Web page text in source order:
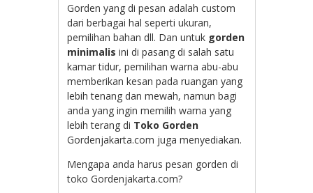
Gorden yang di pesan adalah custom
dari berbagai hal seperti ukuran,
pemilihan bahan dll. Dan untuk gorden
minimalis ini di pasang di salah satu
kamar tidur, pemilihan warna abu-abu
memberikan kesan pada ruangan yang
lebih tenang dan mewah, namun bagi
anda yang ingin memilih warna yang
lebih terang di Toko Gorden
Gordenjakarta.com juga menyediakan.
Mengapa anda harus pesan gorden di
toko Gordenjakarta.com?